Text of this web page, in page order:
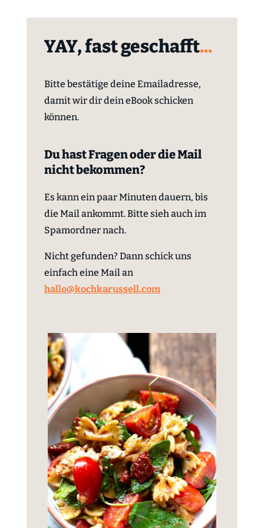
YAY, fast geschafft...
Bitte bestätige deine Emailadresse,
damit wir dir dein eBook schicken
können.
Du hast Fragen oder die Mail
nicht bekommen?
Es kann ein paar Minuten dauern, bis
die Mail ankommt. Bitte sieh auch im
Spamordner nach.
Nicht gefunden? Dann schick uns
einfach eine Mail an
hallo@kochkarussell.com